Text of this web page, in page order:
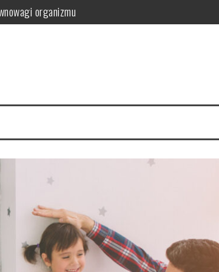
organizmu
– smukłe nogi w 4 tygodnie
dla skóry i włosów
Podstawowe zasady